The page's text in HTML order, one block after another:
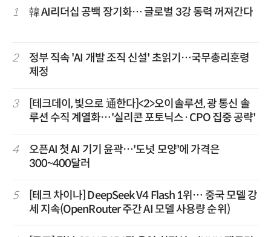
1 韓 AI리더십 공백 장기화… 글로벌 3강 동력 꺼져간다
2
정부 직속 'AI 개발 조직 신설' 초읽기…국무총리훈령
제정
3
[테크데이, 빛으로 通한다]<2>오이솔루션, 광 통신 솔
루션 수직 계열화…'실리콘 포토닉스·CPO 집중 공략'
4
오픈AI 첫 AI 기기 윤곽…'도넛 모양'에 가격은
300~400달러
5
[테크 차이나] DeepSeek V4 Flash 1위… 중국 모델 강
세 지속(OpenRouter 주간 AI 모델 사용량 순위)